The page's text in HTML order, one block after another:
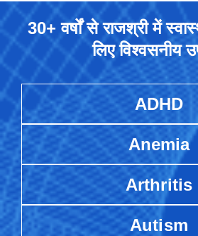
30+ वर्षों से राजश्री में
लिए विश्वसनीय
ADHD
Anemia
Arthritis
Autism